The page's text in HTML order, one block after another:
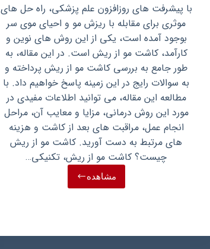
با پیشرفت های روزافزون علم پزشکی، راه حل های
موثری برای مقابله با ریزش مو و احیای موی سر
بوجود آمده است، یکی از این روش های نوین و
کارآمد، کاشت مو از ریش است. در این مقاله، به
طور جامع به بررسی کاشت مو از ریش پرداخته و
به سوالات رایج در این زمینه پاسخ خواهیم داد. با
مطالعه این مقاله، می توانید اطلاعات مفیدی در
مورد این روش درمانی، مزایا و معایب آن، مراحل
انجام عمل، مراقبت های بعد از کاشت و هزینه
های مرتبط به دست آورید. کاشت مو از ریش
چیست؟ کاشت مو از ریش، تکنیکی…
مشاهدهکاشت
حلی